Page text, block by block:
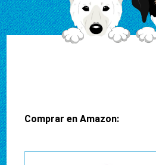
Comprar en Amazon: